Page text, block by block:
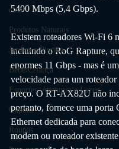
casa
Produtos Naturais
Jardim e Piscina
Bebê/Criança
Esportes, Aventura e Lazer
Cupom
Roupas
5400 Mbps (5,4 Gbps).
Existem roteadores Wi-Fi 6
incluindo o RoG Rapture,
enormes 11 Gbps - mas é
velocidade para um roteador
preço. O RT-AX82U não
portanto, fornece uma porta
Ethernet dedicada para
modem ou roteador